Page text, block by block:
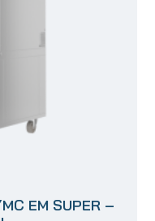
EM SUPER –